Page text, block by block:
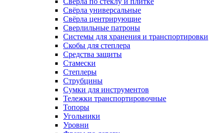
Свёрла универсальные
Свёрла центрирующие
Сверлильные патроны
Системы для хранения и транспортировки
Скобы для степлера
Средства защиты
Стамески
Степлеры
Струбцины
Сумки для инструментов
Тележки транспортировочные
Топоры
Угольники
Уровни